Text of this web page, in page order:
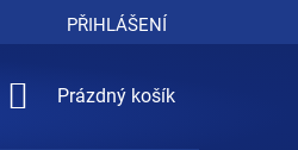
PŘIHLÁŠENÍ
NÁKUPNÍ
Prázdný košík